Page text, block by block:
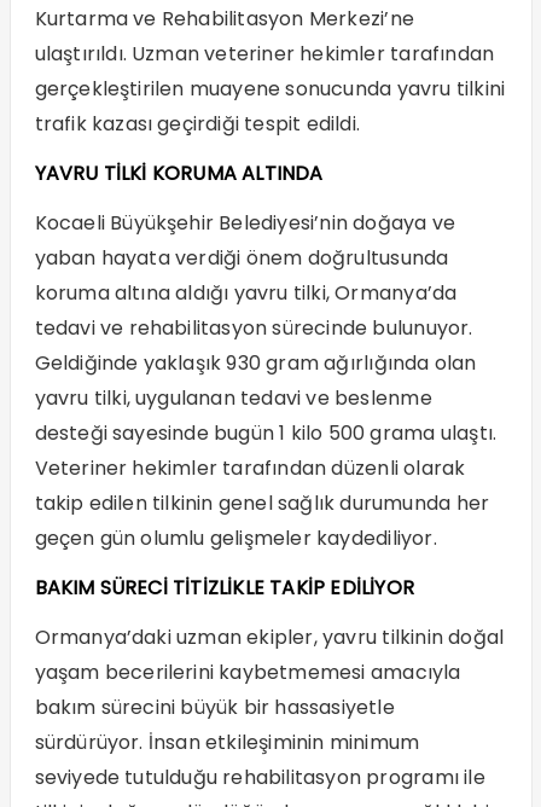
Kurtarma ve Rehabilitasyon Merkezi’ne
ulaştırıldı. Uzman veteriner hekimler tarafından
gerçekleştirilen muayene sonucunda yavru tilkini
trafik kazası geçirdiği tespit edildi.
YAVRU TİLKİ KORUMA ALTINDA
Kocaeli Büyükşehir Belediyesi’nin doğaya ve
yaban hayata verdiği önem doğrultusunda
koruma altına aldığı yavru tilki, Ormanya’da
tedavi ve rehabilitasyon sürecinde bulunuyor.
Geldiğinde yaklaşık 930 gram ağırlığında olan
yavru tilki, uygulanan tedavi ve beslenme
desteği sayesinde bugün 1 kilo 500 grama ulaştı.
Veteriner hekimler tarafından düzenli olarak
takip edilen tilkinin genel sağlık durumunda her
geçen gün olumlu gelişmeler kaydediliyor.
BAKIM SÜRECİ TİTİZLİKLE TAKİP EDİLİYOR
Ormanya’daki uzman ekipler, yavru tilkinin doğal
yaşam becerilerini kaybetmemesi amacıyla
bakım sürecini büyük bir hassasiyetle
sürdürüyor. İnsan etkileşiminin minimum
seviyede tutulduğu rehabilitasyon programı ile